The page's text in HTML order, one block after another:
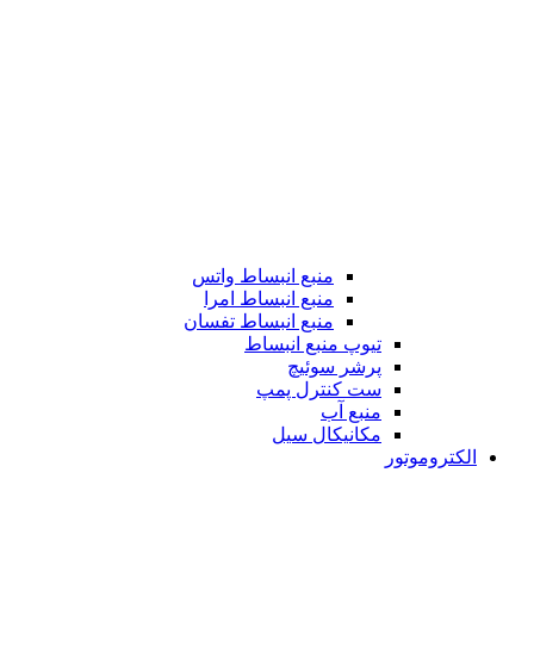
منبع انبساط واتس
منبع انبساط امرا
منبع انبساط تفسان
تیوپ منبع انبساط
پرشر سوئیچ
ست کنترل پمپ
منبع آب
مکانیکال سیل
الکتروموتور